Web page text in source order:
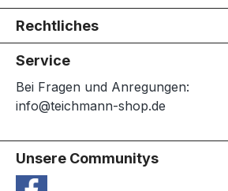
Rechtliches
Service
Bei Fragen und Anregungen:
info@teichmann-shop.de
Unsere Communitys